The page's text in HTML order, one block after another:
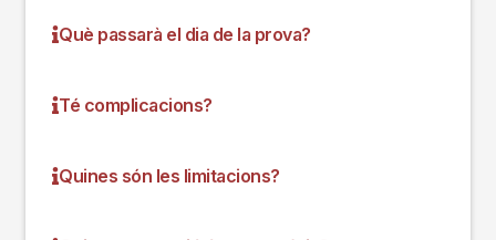
Què passarà el dia de la prova?
Té complicacions?
Quines són les limitacions?